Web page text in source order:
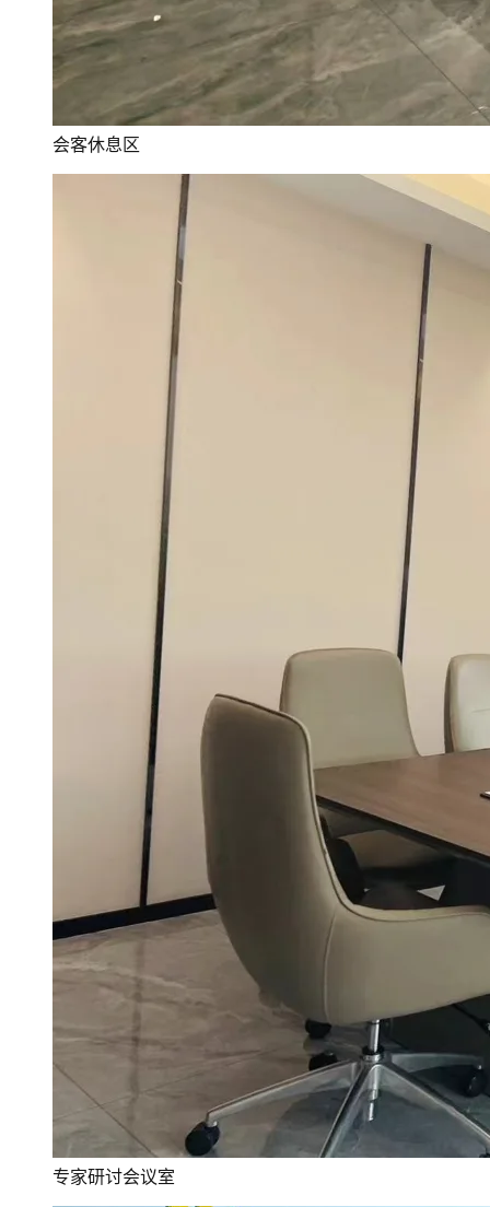
会客休息区
专家研讨会议室